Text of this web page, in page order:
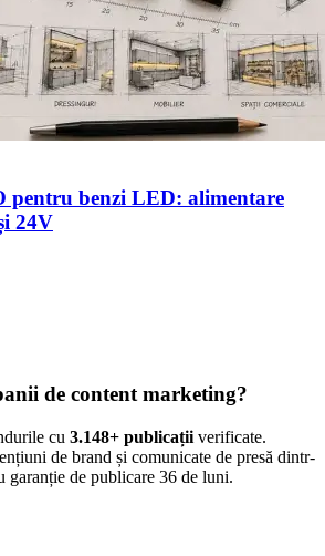
pentru benzi LED: alimentare
24V
de content marketing?
cu 3.148+ publicații verificate.
de brand și comunicate de presă dintr-
garanție de publicare 36 de luni.